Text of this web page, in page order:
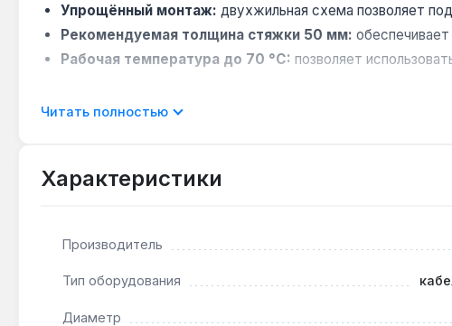
Упрощённый монтаж: двухжильная схема позволяет
Рекомендуемая толщина стяжки 50 мм:
Рабочая температура до 70 °C: позволяет
Кабель Теплолюкс 20 ТЛБЕ 2 - 48 подходит для помещений
Подходит ли для укладки под плитку без стяжки?
Какой терморегулятор совместим с этой моделью?
Читать полностью
Характеристики
Производитель
Тип оборудования
Диаметр